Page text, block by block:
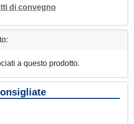
di convegno
a questo prodotto.